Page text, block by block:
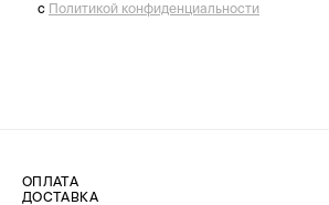
с Политикой конфиденциальности
ОПЛАТА
ДОСТАВКА